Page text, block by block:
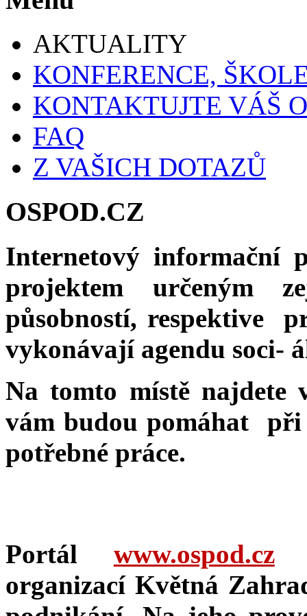
AKTUALITY
KONFERENCE,
KONTAKTUJTE VÁŠ
FAQ
Z VAŠICH DOTAZŮ
OSPOD.CZ
Internetový informační
projektem určeným
působností, respektive
vykonávají agendu soci-
Na tomto místě najdete
vám budou pomáhat
potřebné práce.
Portál www.ospod.czje
organizací Květná